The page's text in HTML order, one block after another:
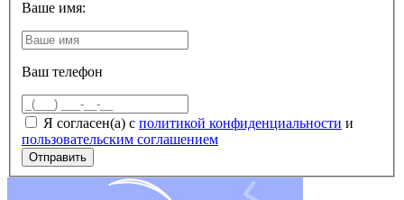
Ваше имя:
Ваш телефон
Я согласен(а) с политикой конфиденциальности и
пользовательским соглашением